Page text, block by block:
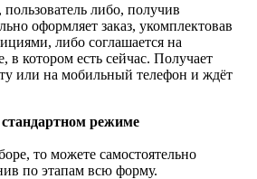
пользователь либо, получив
оформляет заказ, укомплектовав
либо соглашается на
в котором есть сейчас. Получает
или на мобильный телефон и ждёт
режиме
то можете самостоятельно
по этапам всю форму.